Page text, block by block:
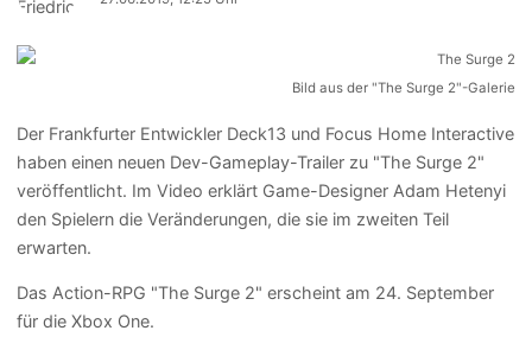
Bild aus der "The Surge 2"-Galerie
Der Frankfurter Entwickler Deck13 und Focus Home Interactive
haben einen neuen Dev-Gameplay-Trailer zu "The Surge 2"
veröffentlicht. Im Video erklärt Game-Designer Adam Hetenyi
den Spielern die Veränderungen, die sie im zweiten Teil
erwarten.
Das Action-RPG "The Surge 2" erscheint am 24. September
für die Xbox One.